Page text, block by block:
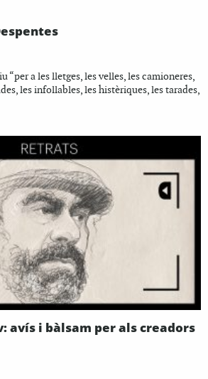
“per a les lletges, les velles, les camioneres,
les infollables, les histèriques, les tarades,
avís i bàlsam per als creadors